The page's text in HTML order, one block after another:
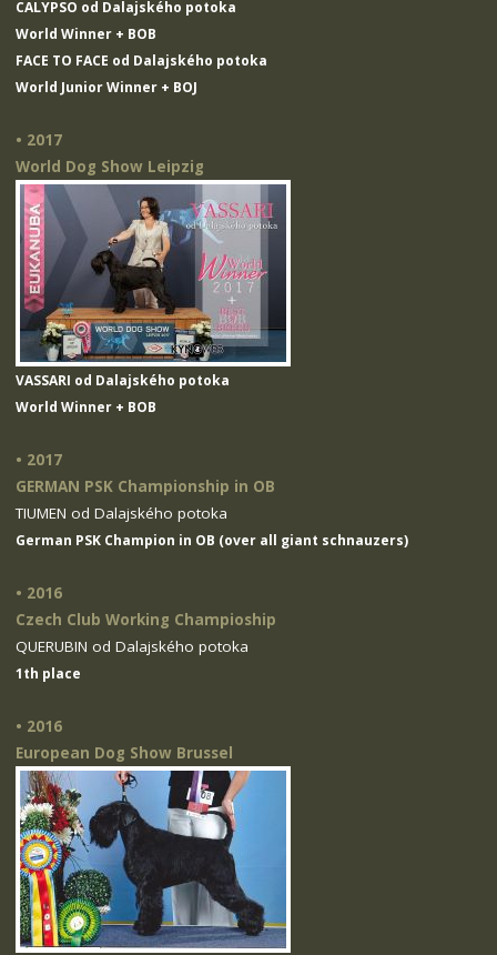
CALYPSO od Dalajského potoka
World Winner + BOB
FACE TO FACE od Dalajského potoka
World Junior Winner + BOJ
• 2017
World Dog Show Leipzig
VASSARI od Dalajského potoka
World Winner + BOB
• 2017
GERMAN PSK Championship in OB
TIUMEN od Dalajského potoka
German PSK Champion in OB (over all giant schnauzers)
• 2016
Czech Club Working Champioship
QUERUBIN od Dalajského potoka
1th place
• 2016
European Dog Show Brussel